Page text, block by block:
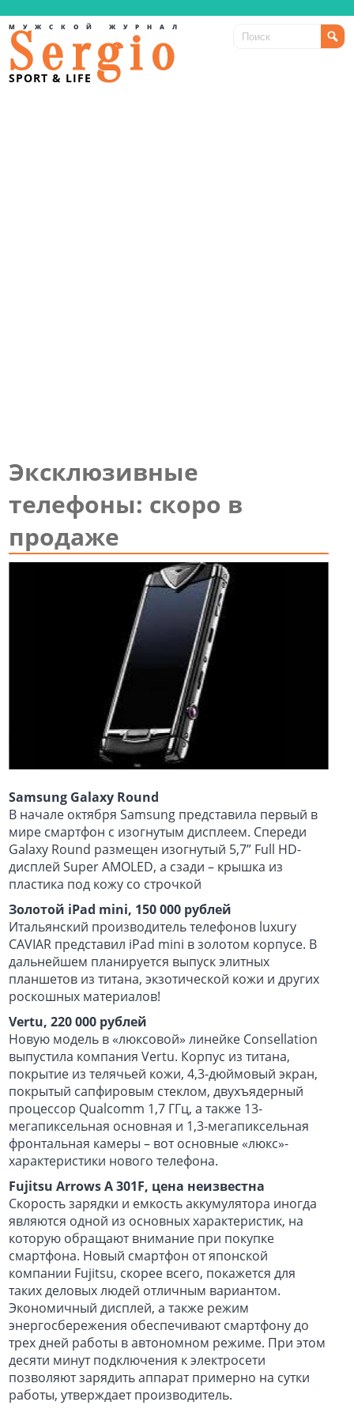
Sergio
SPORT & LIFE
МУЖСКОЙ ЖУРНАЛ
Эксклюзивные
телефоны: скоро в
продаже
Samsung Galaxy Round
В начале октября Samsung представила первый в
мире смартфон с изогнутым дисплеем. Спереди
Galaxy Round размещен изогнутый 5,7” Full HD-
дисплей Super AMOLED, а сзади – крышка из
пластика под кожу со строчкой
Золотой iPad mini, 150 000 рублей
Итальянский производитель телефонов luxury
CAVIAR представил iPad mini в золотом корпусе. В
дальнейшем планируется выпуск элитных
планшетов из титана, экзотической кожи и других
роскошных материалов!
Vertu, 220 000 рублей
Новую модель в «люксовой» линейке Consellation
выпустила компания Vertu. Корпус из титана,
покрытие из телячьей кожи, 4,3-дюймовый экран,
покрытый сапфировым стеклом, двухъядерный
процессор Qualcomm 1,7 ГГц, а также 13-
мегапиксельная основная и 1,3-мегапиксельная
фронтальная камеры – вот основные «люкс»-
характеристики нового телефона.
Fujitsu Arrows A 301F, цена неизвестна
Скорость зарядки и емкость аккумулятора иногда
являются одной из основных характеристик, на
которую обращают внимание при покупке
смартфона. Новый смартфон от японской
компании Fujitsu, скорее всего, покажется для
таких деловых людей отличным вариантом.
Экономичный дисплей, а также режим
энергосбережения обеспечивают смартфону до
трех дней работы в автономном режиме. При этом
десяти минут подключения к электросети
позволяют зарядить аппарат примерно на сутки
работы, утверждает производитель.